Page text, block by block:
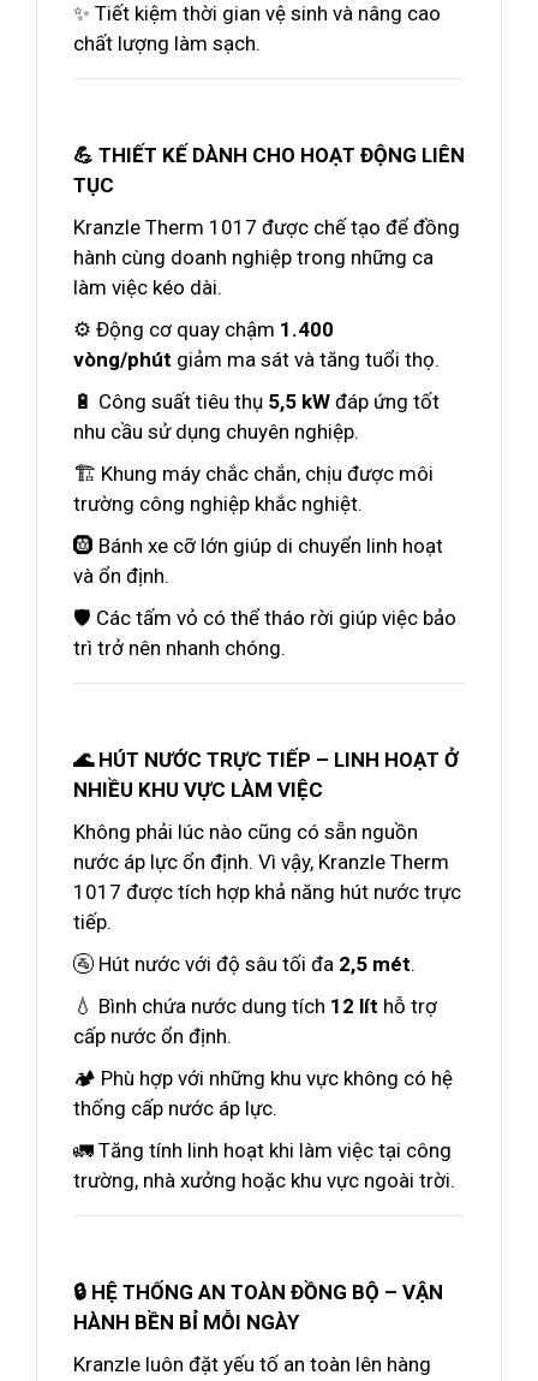
✨ Tiết kiệm thời gian vệ sinh và nâng cao
chất lượng làm sạch.
💪 THIẾT KẾ DÀNH CHO HOẠT ĐỘNG LIÊN
TỤC
Kranzle Therm 1017 được chế tạo để đồng
hành cùng doanh nghiệp trong những ca
làm việc kéo dài.
⚙️ Động cơ quay chậm 1.400
vòng/phút giảm ma sát và tăng tuổi thọ.
🔋 Công suất tiêu thụ 5,5 kW đáp ứng tốt
nhu cầu sử dụng chuyên nghiệp.
🏗️ Khung máy chắc chắn, chịu được môi
trường công nghiệp khắc nghiệt.
🛞 Bánh xe cỡ lớn giúp di chuyển linh hoạt
và ổn định.
🛡️ Các tấm vỏ có thể tháo rời giúp việc bảo
trì trở nên nhanh chóng.
🌊 HÚT NƯỚC TRỰC TIẾP – LINH HOẠT Ở
NHIỀU KHU VỰC LÀM VIỆC
Không phải lúc nào cũng có sẵn nguồn
nước áp lực ổn định. Vì vậy, Kranzle Therm
1017 được tích hợp khả năng hút nước trực
tiếp.
🚰 Hút nước với độ sâu tối đa 2,5 mét.
💧 Bình chứa nước dung tích 12 lít hỗ trợ
cấp nước ổn định.
🏕️ Phù hợp với những khu vực không có hệ
thống cấp nước áp lực.
🚛 Tăng tính linh hoạt khi làm việc tại công
trường, nhà xưởng hoặc khu vực ngoài trời.
🔒 HỆ THỐNG AN TOÀN ĐỒNG BỘ – VẬN
HÀNH BỀN BỈ MỖI NGÀY
Kranzle luôn đặt yếu tố an toàn lên hàng